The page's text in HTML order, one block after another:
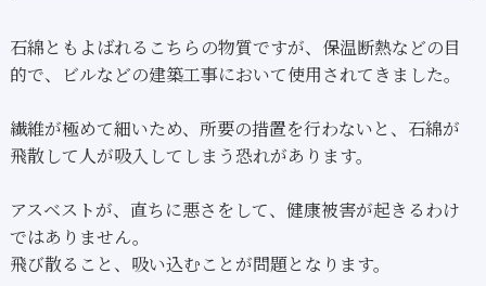
石綿ともよばれるこちらの物質ですが、保温断熱などの目
的で、ビルなどの建築工事において使用されてきました。
繊維が極めて細いため、所要の措置を行わないと、石綿が
飛散して人が吸入してしまう恐れがあります。
アスベストが、直ちに悪さをして、健康被害が起きるわけ
ではありません。
飛び散ること、吸い込むことが問題となります。